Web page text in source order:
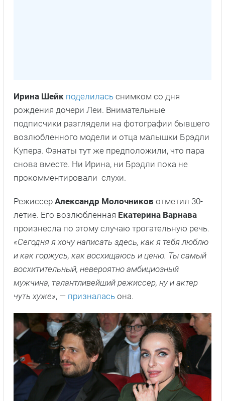
Ирина Шейк поделилась снимком со дня
рождения дочери Леи. Внимательные
подписчики разглядели на фотографии бывшего
возлюбленного модели и отца малышки Брэдли
Купера. Фанаты тут же предположили, что пара
снова вместе. Ни Ирина, ни Брэдли пока не
прокомментировали слухи.
Режиссер Александр Молочников отметил 30-
летие. Его возлюбленная Екатерина Варнава
произнесла по этому случаю трогательную речь.
«Сегодня я хочу написать здесь, как я тебя люблю
и как горжусь, как восхищаюсь и ценю. Ты самый
восхитительный, невероятно амбициозный
мужчина, талантливейший режиссер, ну и актер
чуть хуже», — призналась она.